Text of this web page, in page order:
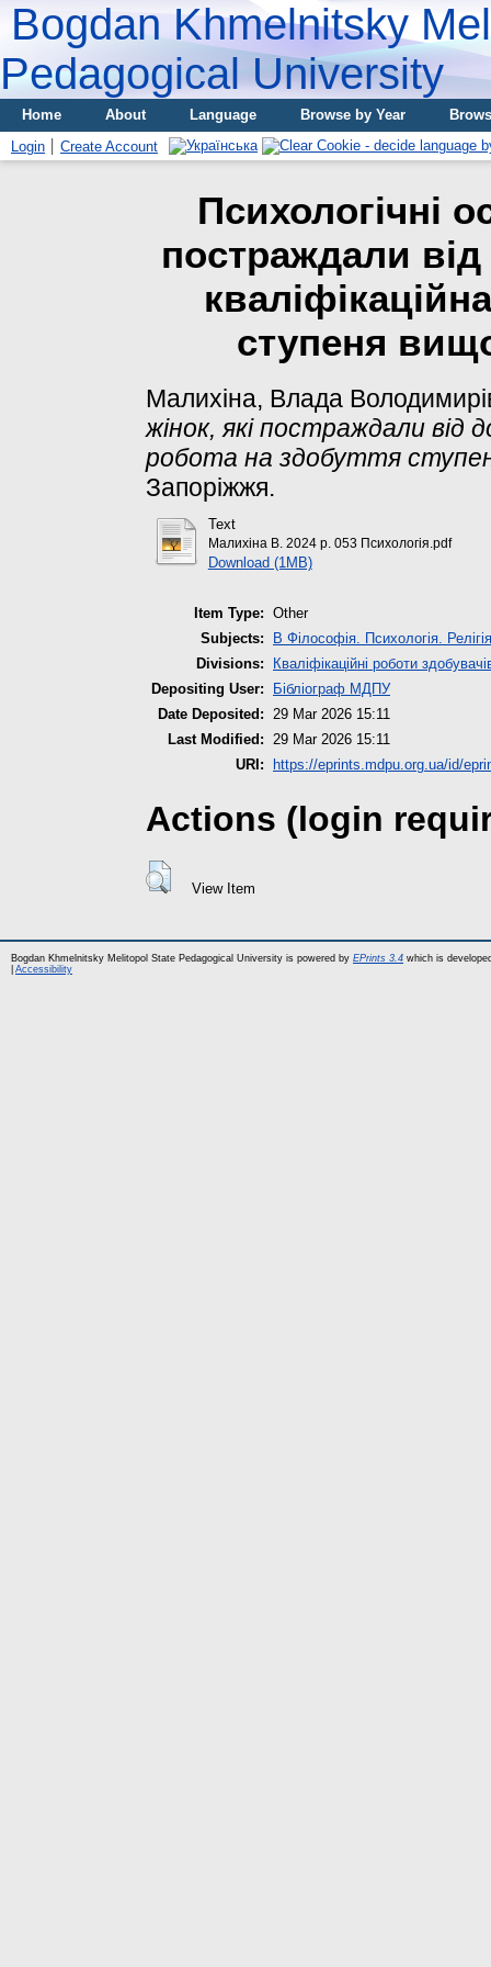
Bogdan Khmelnitsky
Pedagogical University
Home About Language Browse by Year
Login
Create Account
Психологічні
постраждали
ступеня
Малихіна, Влада
жінок, які постраждали вiд
робота на здобуття
Запоріжжя.
Text
Малихіна В. 2024 р. 053 Психологія.pdf
Download (1MB)
Item Type: Other
Subjects:
B Філософія. Психологія. Релігія
Divisions:
Кваліфікаційні роботи
Depositing User:
Бібліограф МДПУ
Date Deposited:
29 Mar 2026 15:11
Last Modified:
29 Mar 2026 15:11
URI:
https://eprints.mdpu.org.ua/id/
Actions (login
View Item
Bogdan Khmelnitsky Melitopol State Pedagogical University is powered by EPrints 3.4 which is
Accessibility